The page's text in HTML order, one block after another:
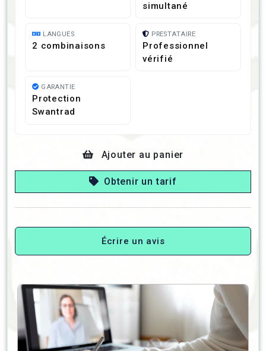
simultané
LANGUES
2 combinaisons
PRESTATAIRE
Professionnel
vérifié
GARANTIE
Protection
Swantrad
Ajouter au panier
Obtenir un tarif
Écrire un avis